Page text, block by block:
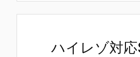
ハイレゾ対